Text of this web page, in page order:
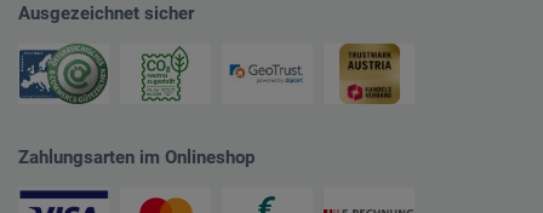
Ausgezeichnet sicher
Zahlungsarten im Onlineshop